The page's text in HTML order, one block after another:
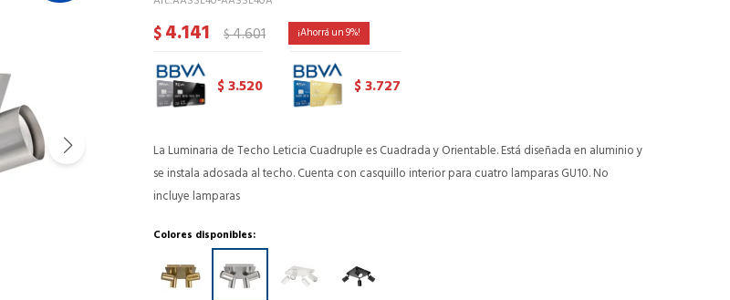
$4.141 $4.601 9
$3.520 $3.727
La Luminaria de Techo Leticia Cuadruple es Cuadrada y Orientable. Está diseñada en aluminio y
se instala adosada al techo. Cuenta con casquillo interior para cuatro lamparas GU10. No
incluye lamparas
Colores disponibles: